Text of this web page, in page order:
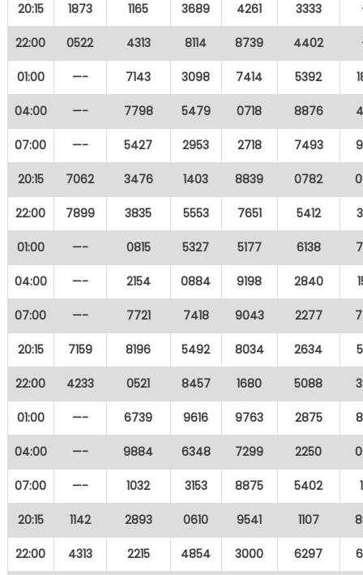
20:15 1873 1165 3689 4261 3333
22:00 0522 4313 8114 8739 4402
01:00 —- 7143 3098 7414 5392
04:00 —- 7798 5479 0718 8876
07:00 —- 5427 2953 2718 7493
20:15 7062 3476 1403 8839 0782
22:00 7899 3835 5553 7651 5412
01:00 —- 0815 5327 5177 6138
04:00 —- 2154 0884 9198 2840
07:00 —- 7721 7418 9043 2277
20:15 7159 8196 5492 8034 2634
22:00 4233 0521 8457 1680 5088
01:00 —- 6739 9616 9763 2875
04:00 —- 9884 6348 7299 2250
07:00 —- 1032 3153 8875 5402
20:15 1142 2893 0610 9541 1107
22:00 4313 2215 4854 3000 6297